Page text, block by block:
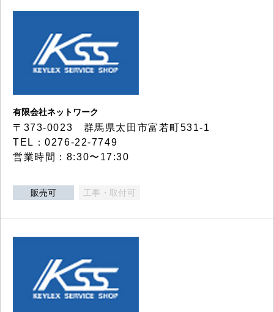
有限会社ネットワーク
〒373-0023 群馬県太田市富若町531-1
TEL：0276-22-7749
営業時間：8:30〜17:30
販売可 工事・取付可